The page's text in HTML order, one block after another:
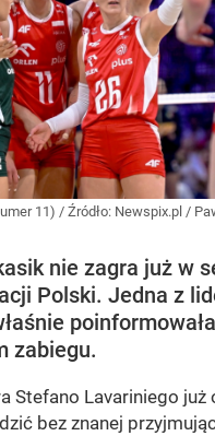
11) / Źródło: Newspix.pl /
nie zagra już w
Polski. Jedna z
zabiegu.
Stefano Lavariniego
bez znanej